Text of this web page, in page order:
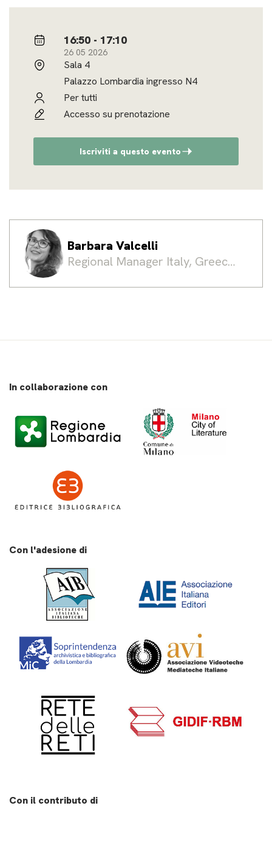
16:50 - 17:10
26 05 2026
Sala 4
Palazzo Lombardia ingresso N4
Per tutti
Accesso su prenotazione
Iscriviti a questo evento
Barbara Valcelli
Regional Manager Italy, Greece
In collaborazione con
Con l'adesione di
Con il contributo di